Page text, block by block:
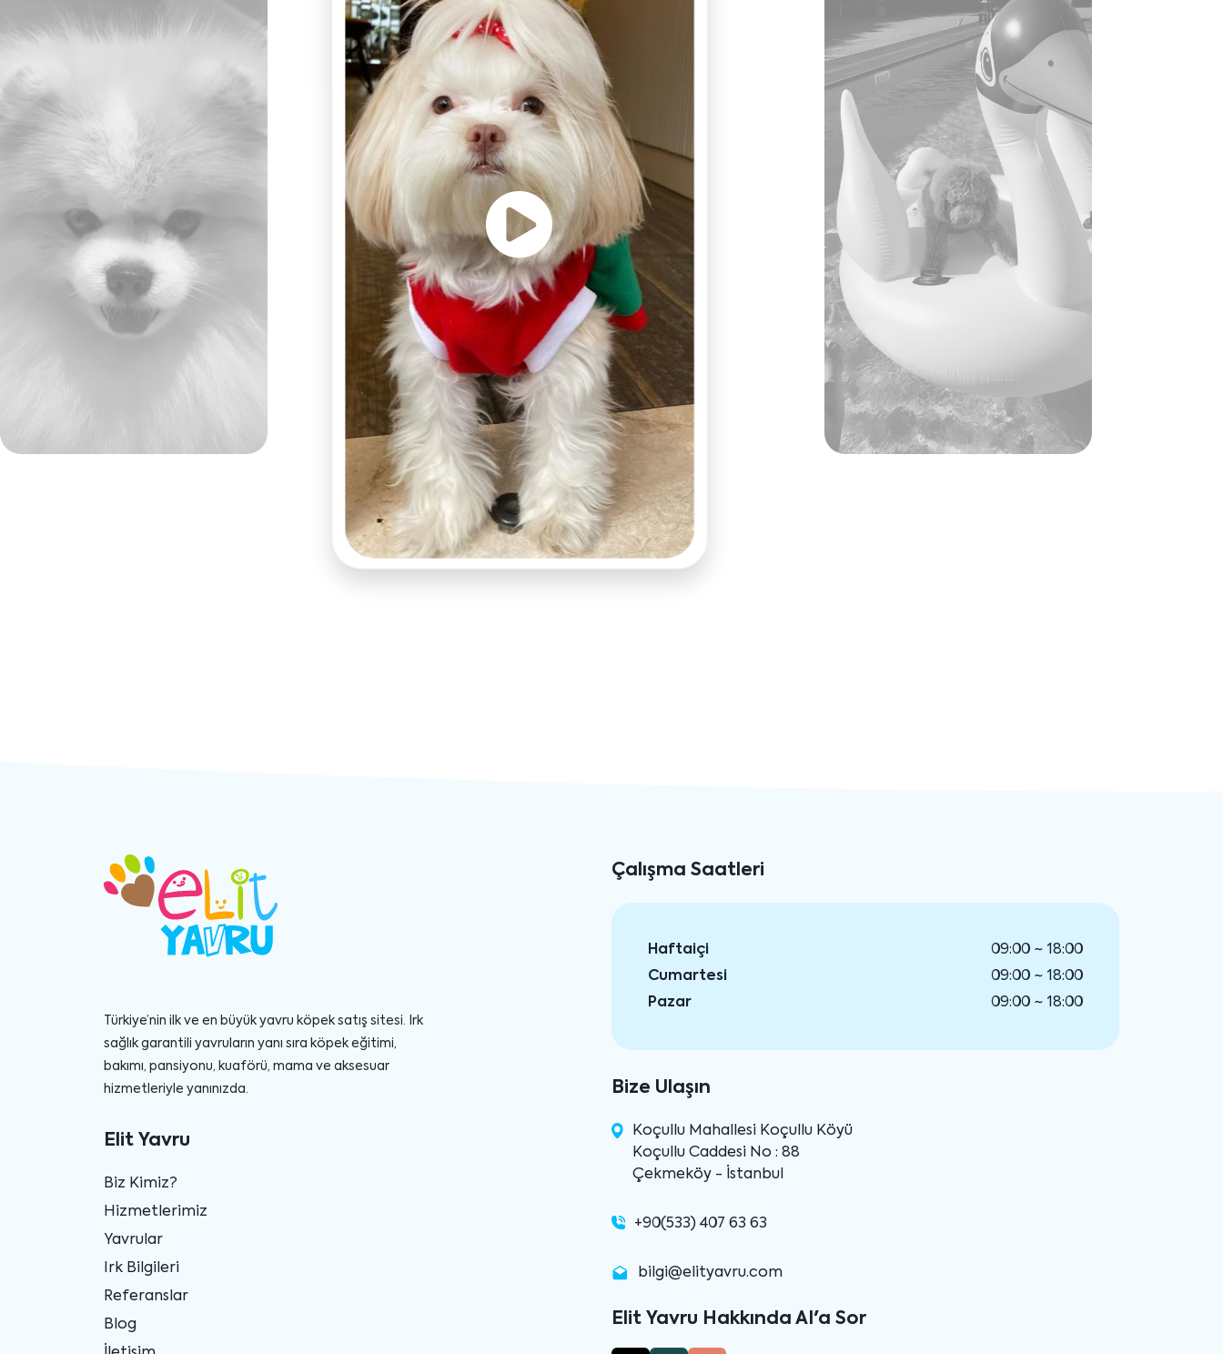
Türkiye’nin ilk ve en büyük yavru köpek satış sitesi. Irk
sağlık garantili yavruların yanı sıra köpek eğitimi,
bakımı, pansiyonu, kuaförü, mama ve aksesuar
hizmetleriyle yanınızda.
Elit Yavru
Biz Kimiz?
Hizmetlerimiz
Yavrular
Irk Bilgileri
Referanslar
Blog
Çalışma Saatleri
Haftaiçi
09:00 ~ 18:00
Cumartesi
09:00 ~ 18:00
Pazar
09:00 ~ 18:00
Bize Ulaşın
Koçullu Mahallesi Koçullu Köyü
Koçullu Caddesi No : 88
Çekmeköy - İstanbul
+90(533) 407 63 63
bilgi@elityavru.com
Elit Yavru Hakkında AI'a Sor